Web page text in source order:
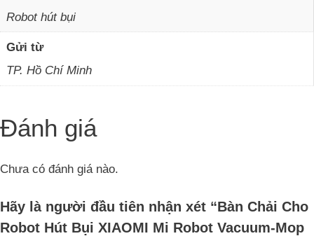
Robot hút bụi
Gửi từ
TP. Hồ Chí Minh
Đánh giá
Chưa có đánh giá nào.
Hãy là người đầu tiên nhận xét “Bàn Chải Cho
Robot Hút Bụi XIAOMI Mi Robot Vacuum‐Mop